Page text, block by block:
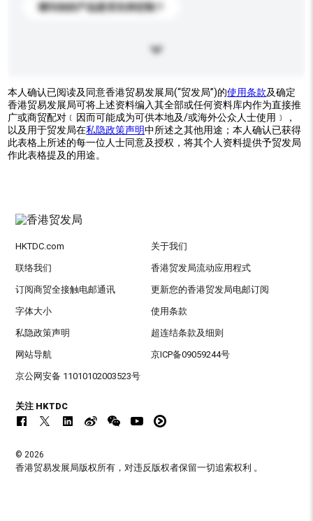
请问你的产品是否支持定制？
本人确认已阅读及同意香港贸易发展局(“贸发局”)的使用条款及确定
香港贸易发展局可将上述资料编入其全部或任何资料库内作为直接推
广或商贸配对﹝因而可能成为可供本地及/或海外公众人士使用﹞，
以及用于贸发局在私隐政策声明中所述之其他用途；本人确认已获得
此表格上所述的每一位人士同意及授权，将其个人资料提供予贸发局
作此表格提及的用途。
HKTDC.com 关于我们
联络我们 香港贸发局流动应用程式
订阅商贸全接触电邮通讯 更新您的香港贸发局电邮订阅
字体大小 使用条款
私隐政策声明 超连结条款及细则
网站导航 京ICP备09059244号
京公网安备 11010102003523号
关注 HKTDC
© 2026
香港贸易发展局版权所有，对违反版权者保留一切追索权利 。